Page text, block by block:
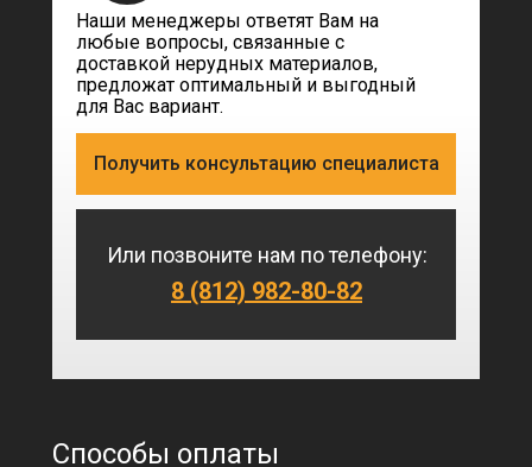
Получить консультацию специалиста
Наши менеджеры ответят Вам на
любые вопросы, связанные с
доставкой нерудных материалов,
предложат оптимальный и выгодный
для Вас вариант.
Или позвоните нам по телефону:
8 (812) 982-80-82
Способы оплаты
согласие на обработку персональных
данныхи подтверждаю, что ознакомился с
Политикой в отношении обработки персональных
данных в ООО «ПСН»
ОТПРАВИТЬ